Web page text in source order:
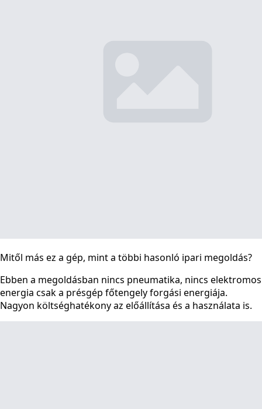
Mitől más ez a gép, mint a többi hasonló ipari megoldás?
Ebben a megoldásban nincs pneumatika, nincs elektromos
energia csak a présgép főtengely forgási energiája.
Nagyon költséghatékony az előállítása és a használata is.